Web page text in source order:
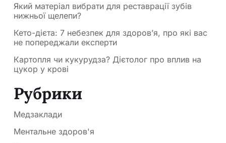
Який матеріал вибрати для реставрації зубів
нижньої щелепи?
Кето-дієта: 7 небезпек для здоров’я, про які вас
не попереджали експерти
Картопля чи кукурудза? Дієтолог про вплив на
цукор у крові
Рубрики
Медзаклади
Ментальне здоров'я